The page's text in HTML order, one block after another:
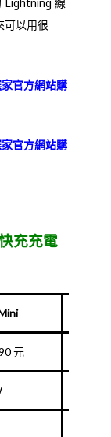
可以用很
官方網站購
官方網站購
充充電
元